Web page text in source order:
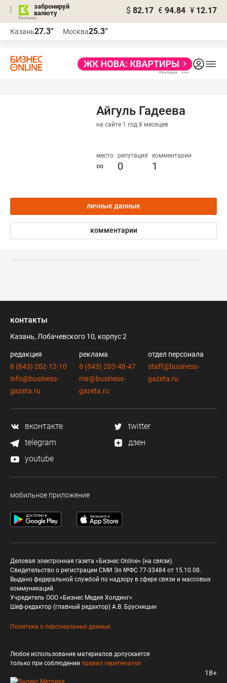
забронируй
валюту
$ 82.17 € 94.84 ¥ 12.17
Казань27.3° Москва25.3°
Айгуль Гадеева
на сайте 1 год 8 месяцев
место
∞
репутация
0
комментарии
1
личные данные
комментарии
контакты
Казань, Лобачевского 10, корпус 2
редакция
8 (843) 202-12-10
info@business-
gazeta.ru
реклама
8 (843) 203-48-47
mir@business-
gazeta.ru
отдел персонала
staff@business-
gazeta.ru
вконтакте
twitter
telegram
дзен
youtube
мобильное приложение
Деловая электронная газета «Бизнес Online» (на связи).
Свидетельство о регистрации СМИ Эл №ФС 77-33484 от 15.10.08.
Выдано федеральной службой по надзору в сфере связи и массовых
коммуникаций.
Учредитель ООО «Бизнес Медия Холдинг»
Шеф-редактор (главный редактор) А.В. Брусницын
Политика о персональных данных
Любое использование материалов допускается
только при соблюдении правил перепечатки
18+